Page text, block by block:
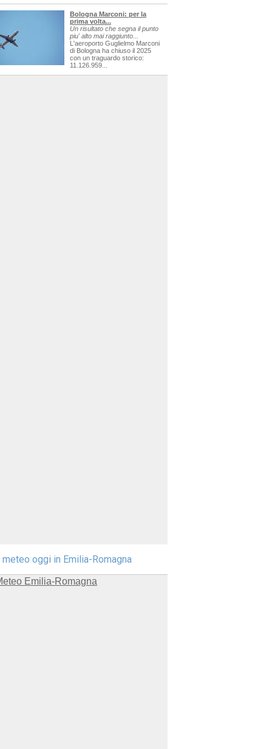
Bologna Marconi: per la
prima volta...
Un risultato che segna il punto
piu' alto mai raggiunto...
L'aeroporto Guglielmo Marconi
di Bologna ha chiuso il 2025
con un traguardo storico:
11.126.959...
meteo oggi in Emilia-Romagna